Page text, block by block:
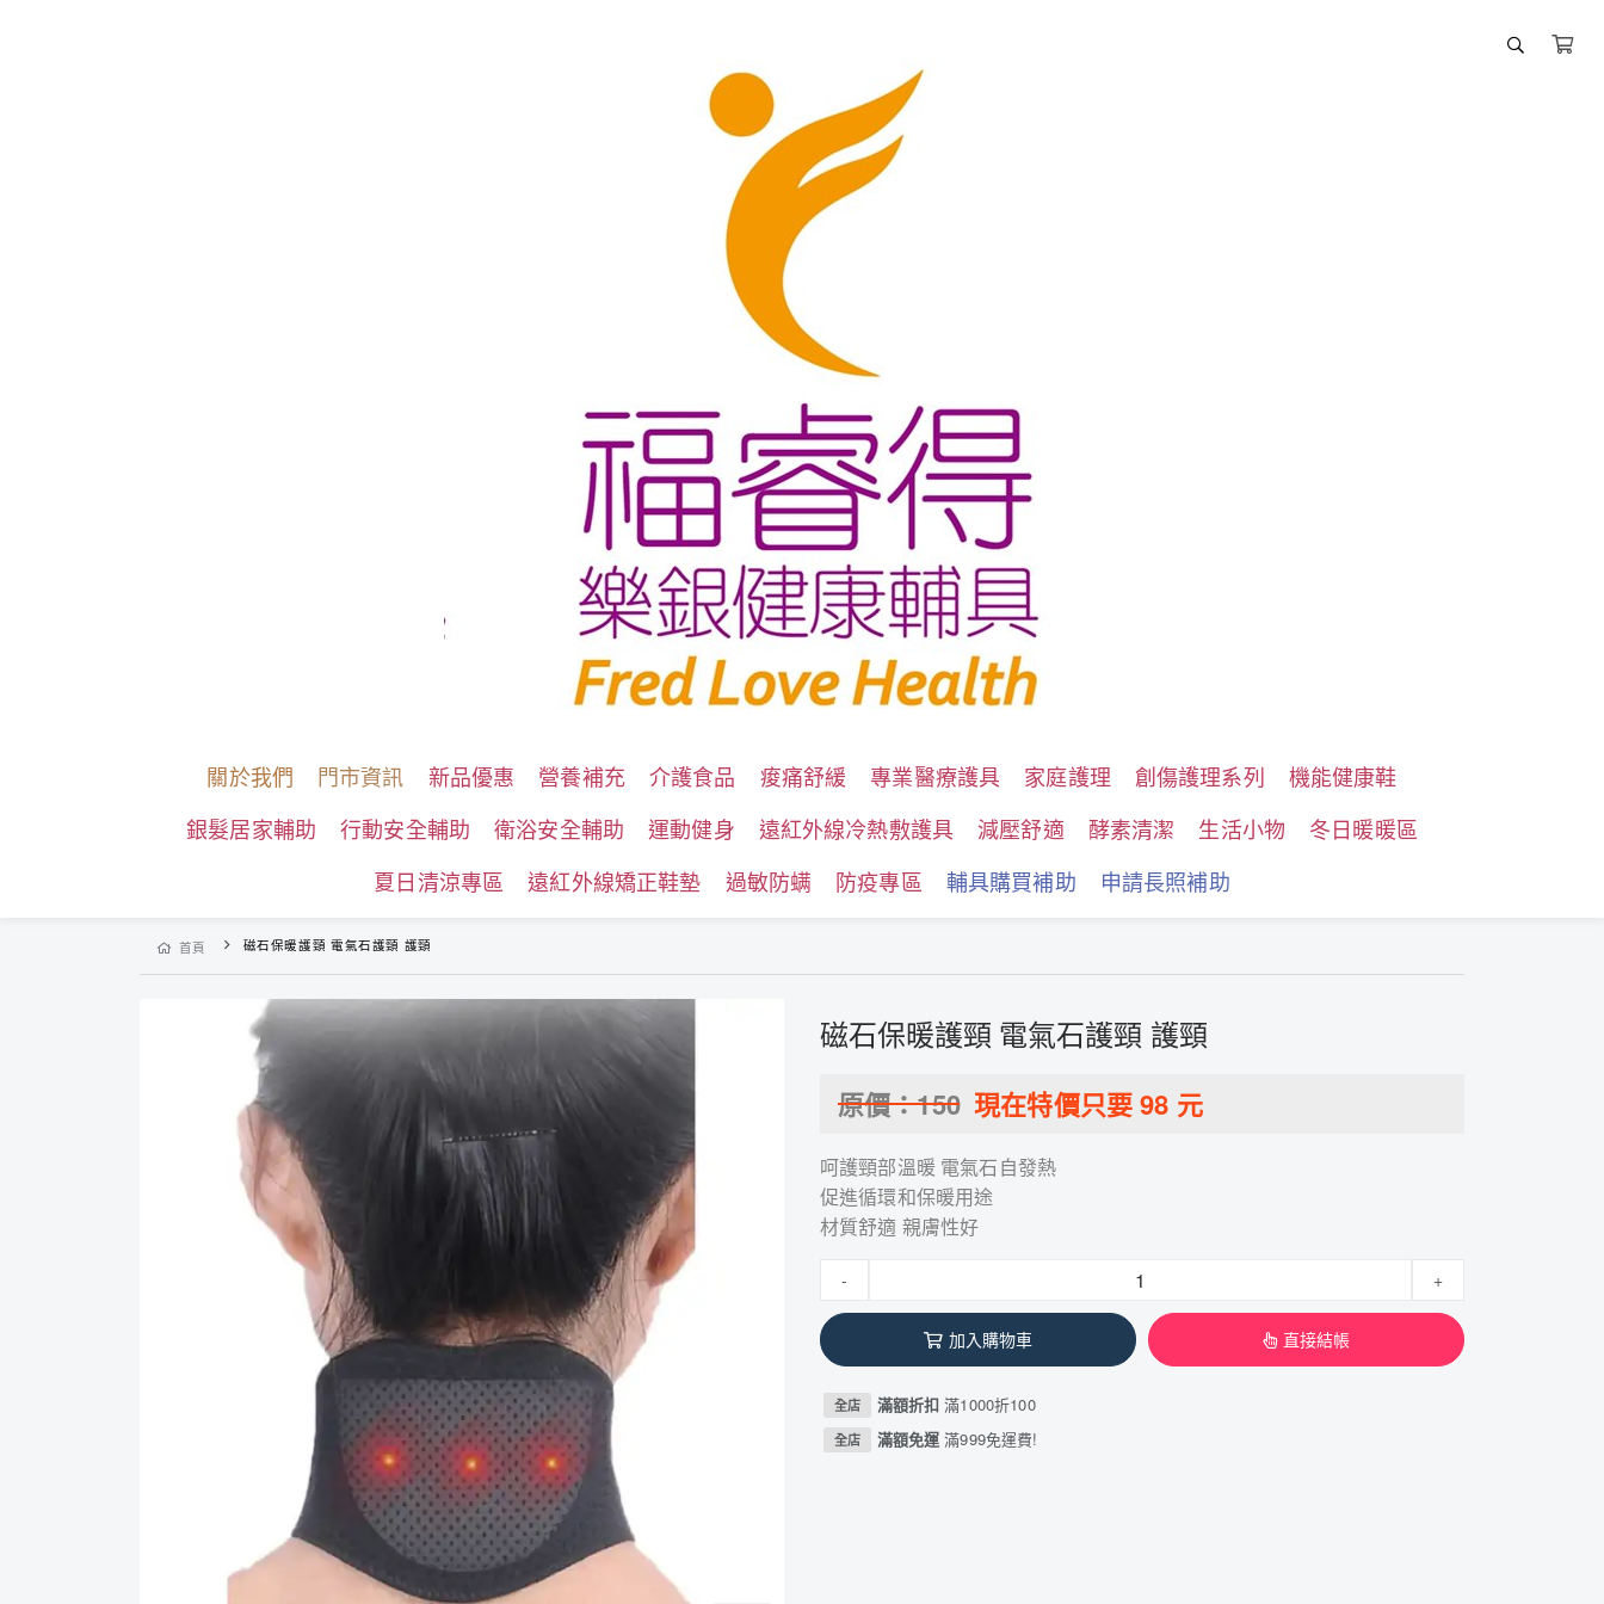
關於我們 門市資訊 新品優惠 營養補充 介護食品 痠痛舒緩 專業醫療護具 家庭護理 創傷護理系列
機能健康鞋
銀髮居家輔助
行動安全輔助 衛浴安全輔助 運動健身 遠紅外線冷熱敷護具 減壓舒適 酵素清潔 生活小物
冬日暖暖區
夏日清涼專區
遠紅外線矯正鞋墊 過敏防螨 防疫專區 輔具購買補助 申請長照補助
首頁 磁石保暖護頸 電氣石護頸 護頸
磁石保暖護頸 電氣石護頸 護頸
原價：150 現在特價只要98 元
呵護頸部溫暖 電氣石自發熱
促進循環和保暖用途
材質舒適 親膚性好
- +
加入購物車 直接結帳
全店 滿額折扣滿1000折100
全店 滿額免運滿999免運費!